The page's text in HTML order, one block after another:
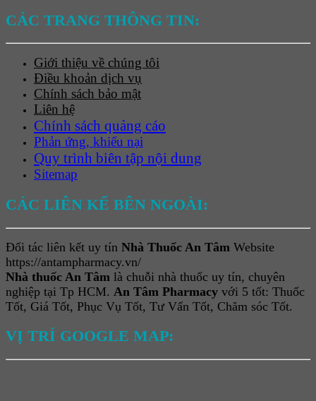
CÁC TRANG THÔNG TIN:
Giới thiệu về chúng tôi
Điều khoản dịch vụ
Chính sách bảo mật
Liên hệ
Chính sách quảng cáo
Phản ứng, khiếu nại
Quy trình biên tập nội dung
Sitemap
CÁC LIÊN KẾ BÊN NGOÀI:
Đối tác liên kết uy tín Nhà Thuốc An Tâm Website
https://antampharmacy.vn/
Nhà thuốc An Tâm là chuỗi nhà thuốc uy tín, chuyên
nghiệp tại Tp HCM. An Tâm Pharmacy với 5 tốt: Thuốc
Tốt, Giá Tốt, Phục Vụ Tốt, Tư Vấn Tốt, Chăm sóc Tốt.
VỊ TRÍ GOOGLE MAP: